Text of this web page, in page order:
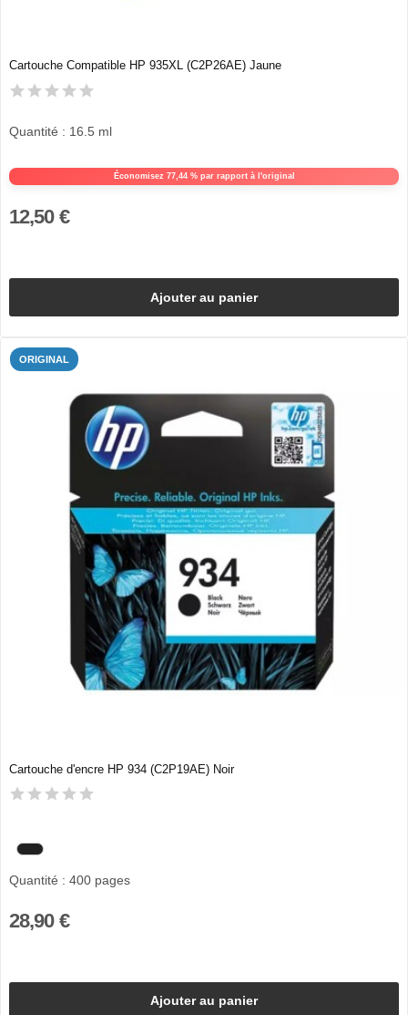
Cartouche Compatible HP 935XL (C2P26AE) Jaune
Économisez 77,44 % par rapport à l'original
Quantité : 16.5 ml
12,50 €
Ajouter au panier
ORIGINAL
Cartouche d'encre HP 934 (C2P19AE) Noir
Quantité : 400 pages
28,90 €
Ajouter au panier